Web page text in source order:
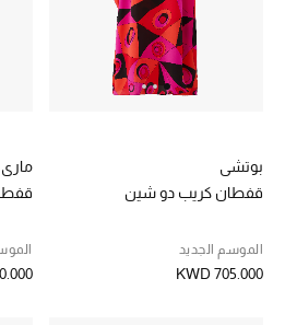
المصممون أ-ي
مصممون جدد
الأزياء
الجمال
بوتشي
قفطان كريب دو شين
الموسم الجديد
KWD 705.000
ماري